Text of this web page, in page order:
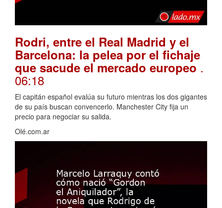
Rodri, entre el Real Madrid y el
Barcelona: la pelea por el fichaje
que sacude el mercado europeo .
06:18
El capitán español evalúa su futuro mientras los dos gigantes
de su país buscan convencerlo. Manchester City fija un
precio para negociar su salida.
Olé.com.ar